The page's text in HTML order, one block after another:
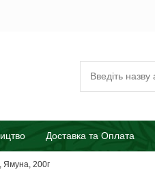
Доставка та Оплата
Ямуна, 200г